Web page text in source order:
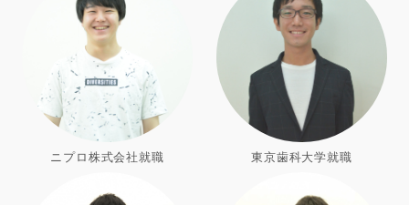
ニプロ株式会社就職 東京歯科大学就職